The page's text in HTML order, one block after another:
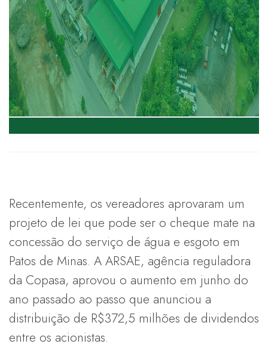
Recentemente, os vereadores aprovaram um
projeto de lei que pode ser o cheque mate na
concessão do serviço de água e esgoto em
Patos de Minas. A ARSAE, agência reguladora
da Copasa, aprovou o aumento em junho do
ano passado ao passo que anunciou a
distribuição de R$372,5 milhões de dividendos
entre os acionistas.